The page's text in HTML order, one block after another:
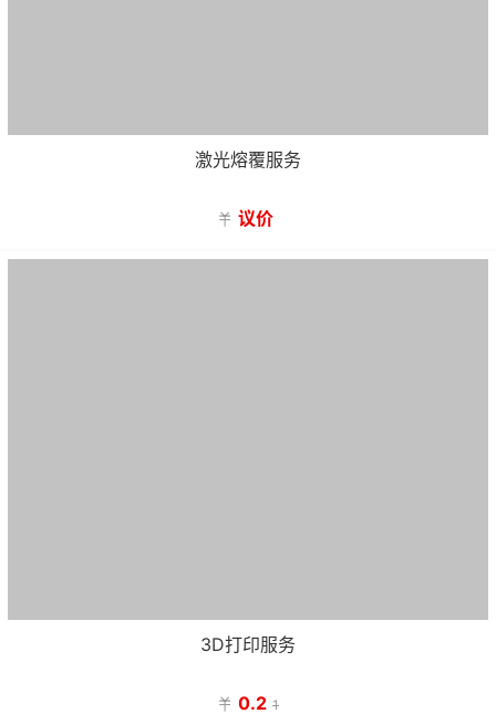
激光熔覆服务
 议价
3D打印服务
 0.2 1